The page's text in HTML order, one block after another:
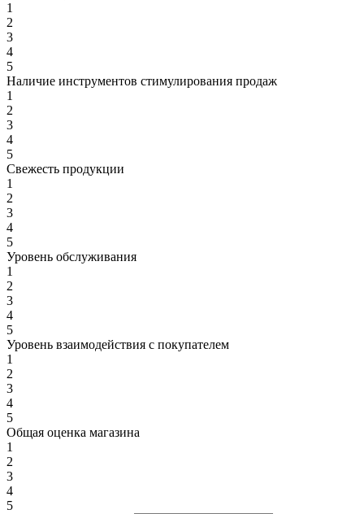
1
2
3
4
5
Наличие инструментов стимулирования продаж
1
2
3
4
5
Свежесть продукции
1
2
3
4
5
Уровень обслуживания
1
2
3
4
5
Уровень взаимодействия с покупателем
1
2
3
4
5
Общая оценка магазина
1
2
3
4
5